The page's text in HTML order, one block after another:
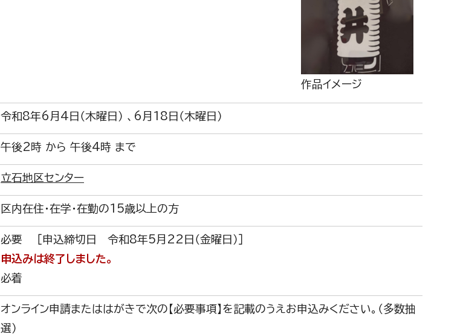
作品イメージ
令和8年6月4日（木曜日） 、6月18日（木曜日）
午後2時 から 午後4時 まで
立石地区センター
区内在住・在学・在勤の15歳以上の方
必要 ［申込締切日 令和8年5月22日（金曜日）］
申込みは終了しました。
必着
オンライン申請またははがきで次の【必要事項】を記載のうえお申込みください。（多数抽
選）